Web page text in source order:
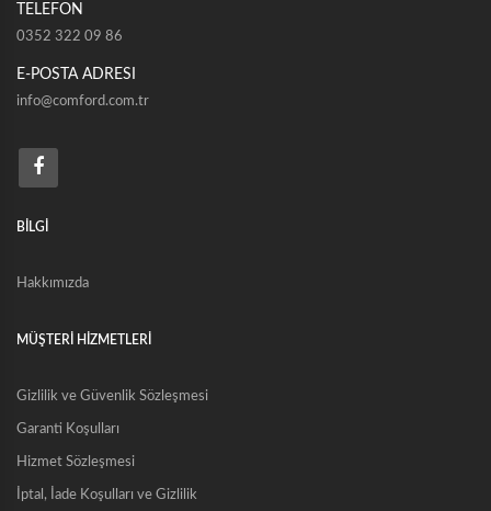
TELEFON
0352 322 09 86
E-POSTA ADRESI
info@comford.com.tr
BİLGİ
Hakkımızda
MÜŞTERİ HİZMETLERİ
Gizlilik ve Güvenlik Sözleşmesi
Garanti Koşulları
Hizmet Sözleşmesi
İptal, İade Koşulları ve Gizlilik